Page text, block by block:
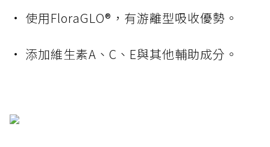
• 使用FloraGLO®，有游離型吸收優勢。
• 添加維生素A、C、E與其他輔助成分。